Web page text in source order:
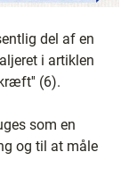
del af en
i artiklen
(6).
som en
og til at måle